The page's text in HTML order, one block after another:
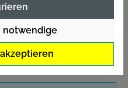
notwendige
und deine